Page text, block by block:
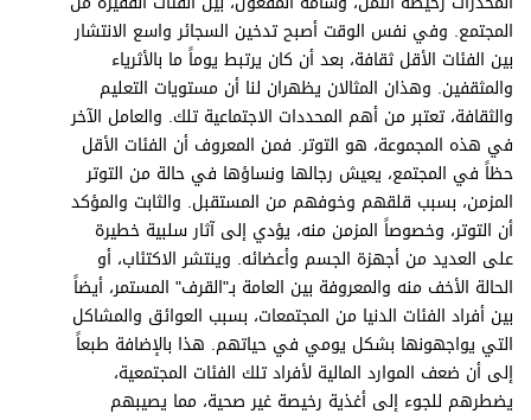
المجتمع. وفي نفس الوقت أصبح تدخين السجائر واسع الانتشار
بين الفئات الأقل ثقافة، بعد أن كان يرتبط يوماً ما بالأثرياء
والمثقفين. وهذان المثالان يظهران لنا أن مستويات التعليم
والثقافة، تعتبر من أهم المحددات الاجتماعية تلك. والعامل الآخر
في هذه المجموعة، هو التوتر. فمن المعروف أن الفئات الأقل
حظاً في المجتمع، يعيش رجالها ونساؤها في حالة من التوتر
المزمن، بسبب قلقهم وخوفهم من المستقبل. والثابت والمؤكد
أن التوتر، وخصوصاً المزمن منه، يؤدي إلى آثار سلبية خطيرة
على العديد من أجهزة الجسم وأعضائه. وينتشر الاكتئاب، أو
الحالة الأخف منه والمعروفة بين العامة بـ"القرف" المستمر، أيضاً
بين أفراد الفئات الدنيا من المجتمعات، بسبب العوائق والمشاكل
التي يواجهونها بشكل يومي في حياتهم. هذا بالإضافة طبعاً
إلى أن ضعف الموارد المالية لأفراد تلك الفئات المجتمعية،
يضطرهم للجوء إلى أغذية رخيصة غير صحية، مما يصيبهم